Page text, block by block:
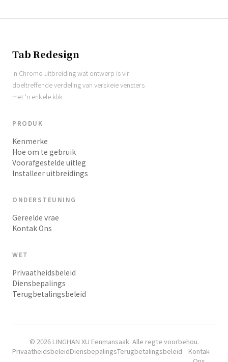
Tab Redesign
'n Chrome-uitbreiding wat ontwerp is vir
doeltreffende verdeling van verskeie vensters
met 'n enkele klik.
PRODUK
Kenmerke
Hoe om te gebruik
Voorafgestelde uitleg
Installeer uitbreidings
ONDERSTEUNING
Gereelde vrae
Kontak Ons
WET
Privaatheidsbeleid
Diensbepalings
Terugbetalingsbeleid
© 2026 LINGHAN XU Eenmansaak. Alle regte voorbehou.
PrivaatheidsbeleidDiensbepalingsTerugbetalingsbeleid
Kontak